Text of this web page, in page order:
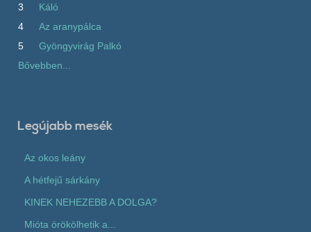
3
Káló
4
Az aranypálca
5
Gyöngyvirág Palkó
Bővebben...
Legújabb mesék
Az okos leány
A hétfejű sárkány
KINEK NEHEZEBB A DOLGA?
Mióta örökölhetik a...